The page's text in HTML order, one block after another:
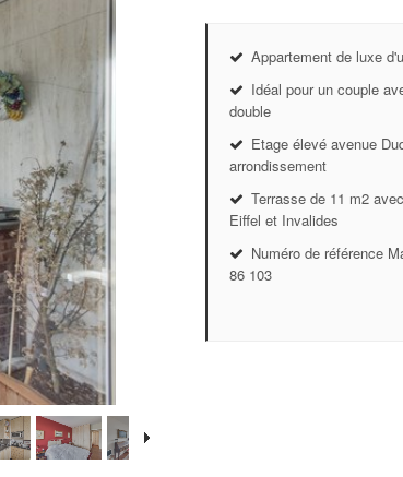
Appartement de luxe
Idéal pour un couple
double
Etage élevé avenue
arrondissement
Terrasse de 11 m2
Eiffel et Invalides
Numéro de référence
86 103